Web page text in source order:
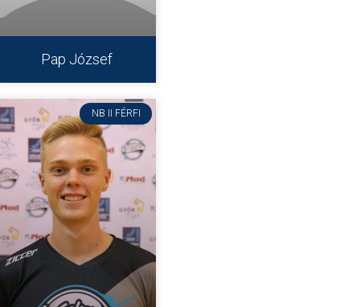
Pap József
NB II FÉRFI